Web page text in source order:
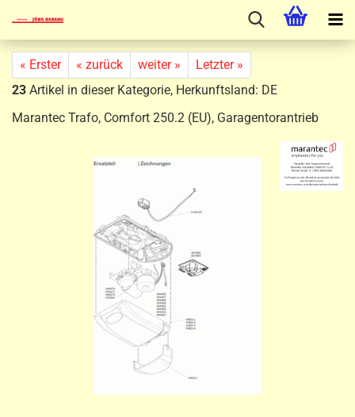
« Erster « zurück weiter »
Letzter »
23 Artikel in dieser Kategorie, Herkunftsland: DE
Marantec Trafo, Comfort 250.2 (EU), Garagentorantrieb